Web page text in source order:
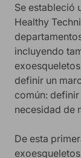
Se estableció
Healthy
incluyendo
definir un
común:
necesidad de
De esta